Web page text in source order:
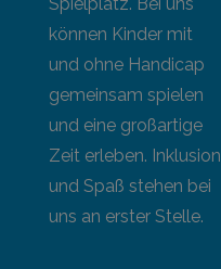
Spielplatz. Bei uns
können Kinder mit
und ohne Handicap
gemeinsam spielen
und eine großartige
Zeit erleben. Inklusion
und Spaß stehen bei
uns an erster Stelle.